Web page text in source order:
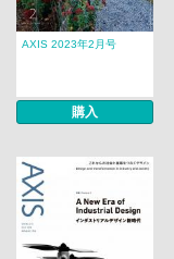
AXIS 2023年2月号
購入